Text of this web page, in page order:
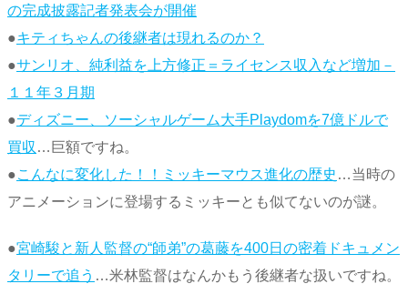
の完成披露記者発表会が開催
●キティちゃんの後継者は現れるのか？
●サンリオ、純利益を上方修正＝ライセンス収入など増加－
１１年３月期
●ディズニー、ソーシャルゲーム大手Playdomを7億ドルで
買収 …巨額ですね。
●こんなに変化した！！ミッキーマウス進化の歴史 …当時の
アニメーションに登場するミッキーとも似てないのが謎。
●宮崎駿と新人監督の“師弟”の葛藤を400日の密着ドキュメン
タリーで追う …米林監督はなんかもう後継者な扱いですね。